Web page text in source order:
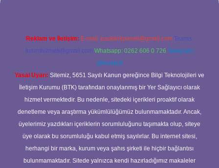
Reklam ve İletişim: E-mail: backlinkpaneli@gmail.com Teams:
forumhizmeti@gmail.com Whatsapp: 0262 606 0 726 Telegram:
@karabul
Yasal Uyarı: Sitemiz, 5651 Sayılı Kanun gereğince Bilgi Teknolojileri ve
İletişim Kurumu (BTK) tarafından onaylanmış bir Yer Sağlayıcı olarak
hizmet vermektedir. Bu nedenle, sitedeki içerikleri proaktif olarak
denetleme veya araştırma yükümlülüğümüz bulunmamaktadır. Ancak,
üyelerimiz yazdıkları içeriklerin sorumluluğunu taşımakta olup, siteye
üye olarak bu sorumluluğu kabul etmiş sayılırlar. Bu internet sitesi,
herhangi bir marka, kurum veya şahıs şirketi ile hiçbir bağlantısı
bulunmamaktadır. Sitede yalnızca kendi hazırladığımız makaleler